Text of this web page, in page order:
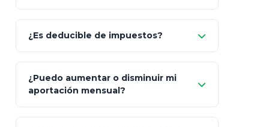
GNP (Proyecta)
Seguros Monterrey
Skandia (Crea)
¿Es deducible de impuestos?
¿Puedo aumentar o disminuir mi
aportación mensual?